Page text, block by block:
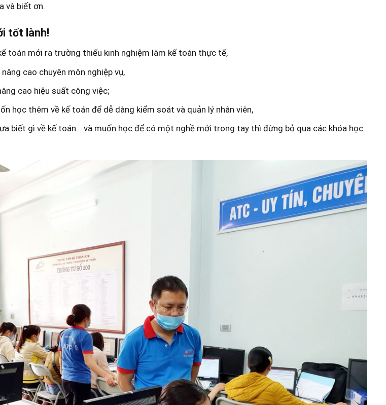
và biết ơn.
tốt lành!
toán mới ra trường thiếu kinh nghiệm làm kế toán thực tế,
cao chuyên môn nghiệp vụ,
cao hiệu suất công việc;
học thêm về kế toán để dễ dàng kiểm soát và quản lý nhân viên,
biết gì về kế toán… và muốn học để có một nghề mới trong tay thì đừng bỏ qua các khóa học